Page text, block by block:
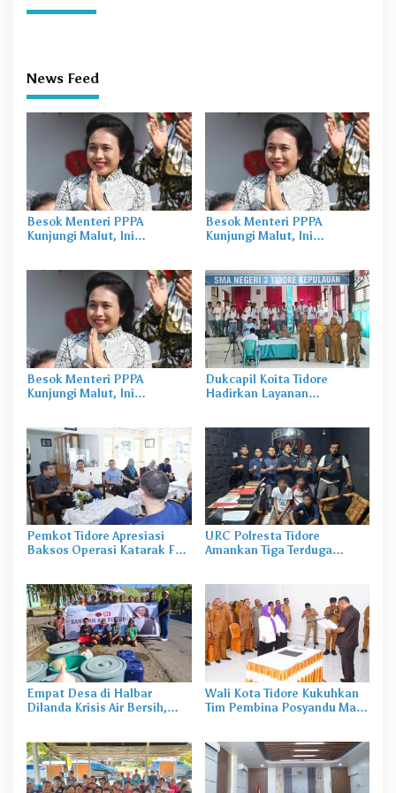
News Feed
Besok Menteri PPPA
Kunjungi Malut, Ini
Besok Menteri PPPA
Kunjungi Malut, Ini
Besok Menteri PPPA
Kunjungi Malut, Ini
Dukcapil Koita Tidore
Hadirkan Layanan
Pemkot Tidore Apresiasi
Baksos Operasi Katarak FK-
URC Polresta Tidore
Amankan Tiga Terduga
Empat Desa di Halbar
Dilanda Krisis Air Bersih,
Wali Kota Tidore Kukuhkan
Tim Pembina Posyandu Masa